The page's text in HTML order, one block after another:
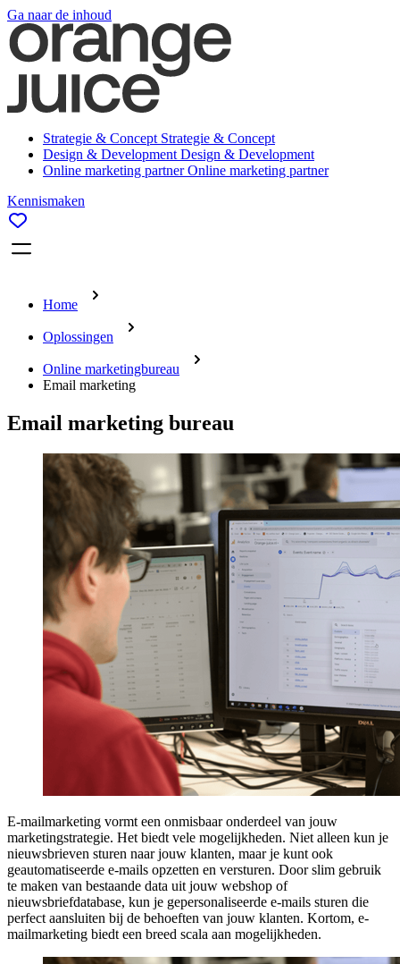
Ga naar de inhoud
Strategie & Concept Strategie & Concept
Design & Development Design & Development
Online marketing partnerOnline marketing partner
Kennismaken
Home
Oplossingen
Online marketingbureau
Email marketing
Email marketing bureau
E-mailmarketing vormt een onmisbaar onderdeel van jouw
marketingstrategie. Het biedt vele mogelijkheden. Niet alleen kun je
nieuwsbrieven sturen naar jouw klanten, maar je kunt ook
geautomatiseerde e-mails opzetten en versturen. Door slim gebruik
te maken van bestaande data uit jouw webshop of
nieuwsbriefdatabase, kun je gepersonaliseerde e-mails sturen die
perfect aansluiten bij de behoeften van jouw klanten. Kortom, e-
mailmarketing biedt een breed scala aan mogelijkheden.